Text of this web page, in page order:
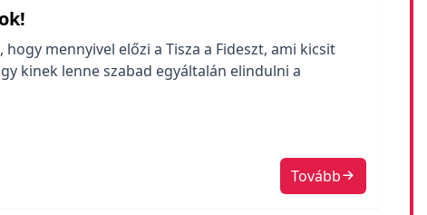
mennyivel előzi a Tisza a Fideszt, ami kicsit
kinek lenne szabad egyáltalán elindulni a
Tovább